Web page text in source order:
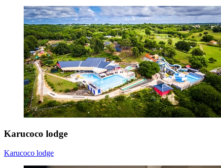
Karucoco lodge
Karucoco lodge